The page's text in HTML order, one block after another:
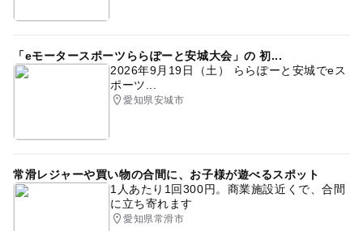
「eモータースポーツららぽーと安城大会」の 初...
2026年9月19日（土） ららぽーと安城でeス
ポーツ...
愛知県安城市
常滑レジャーや買い物の合間に、お子様が遊べるスポット
1人あたり1回300円。商業施設近くで、合間
に立ち寄れます
愛知県常滑市